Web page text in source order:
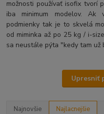
možnosti používať isofix tvorí
iba minimum modelov. Ak
podmienky tak je to skvelá
od miminka až po 25 kg / i-
sa neustále pýta "kedy tam už
Upresniť
Najnovšie Najlacnejšie